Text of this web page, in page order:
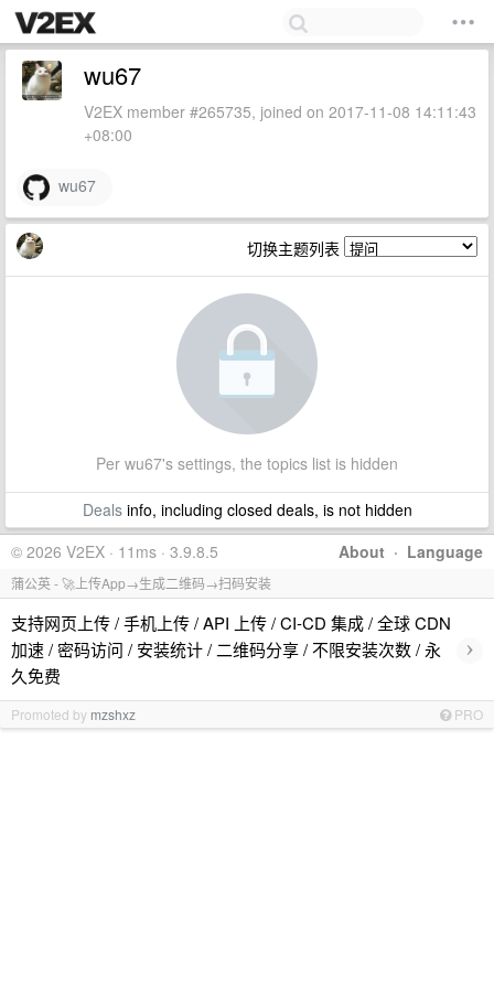
wu67
V2EX member #265735, joined on 2017-11-08 14:11:43
+08:00
wu67
切换主题列表
Per wu67's settings, the topics list is hidden
Dealsinfo, including closed deals, is not hidden
About · Language
© 2026 V2EX · 11ms · 3.9.8.5
蒲公英 - 🚀上传App→生成二维码→扫码安装
支持网页上传 / 手机上传 / API 上传 / CI-CD 集成 / 全球 CDN
加速 / 密码访问 / 安装统计 / 二维码分享 / 不限安装次数 / 永
久免费
›
Promoted by mzshxz PRO